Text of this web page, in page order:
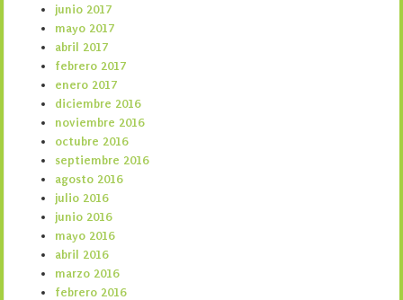
junio 2017
mayo 2017
abril 2017
febrero 2017
enero 2017
diciembre 2016
noviembre 2016
octubre 2016
septiembre 2016
agosto 2016
julio 2016
junio 2016
mayo 2016
abril 2016
marzo 2016
febrero 2016